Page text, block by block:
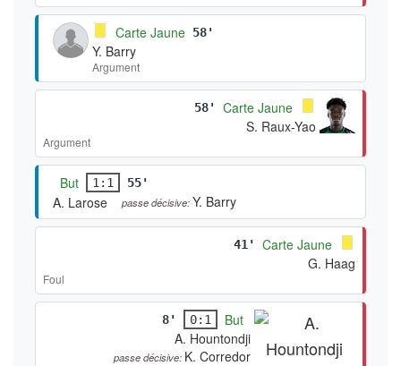
Carte Jaune 58'
Y. Barry
Argument
58'
Carte Jaune
S. Raux-Yao
Argument
But 1:1 55'
A. Larose passe décisive:Y. Barry
41'
Carte Jaune
G. Haag
Foul
8' 0:1
But
A. Hountondji
passe décisive: K. Corredor